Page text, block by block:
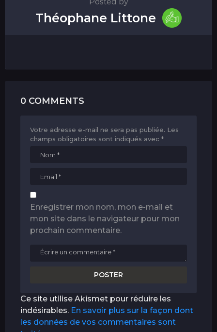
Théophane Littone
0 COMMENTS
Votre adresse e-mail ne sera pas publiée. Les
champs obligatoires sont indiqués avec *
Enregistrer mon nom, mon e-mail et
mon site dans le navigateur pour mon
prochain commentaire.
Ce site utilise Akismet pour réduire les
indésirables. En savoir plus sur la façon dont
les données de vos commentaires sont